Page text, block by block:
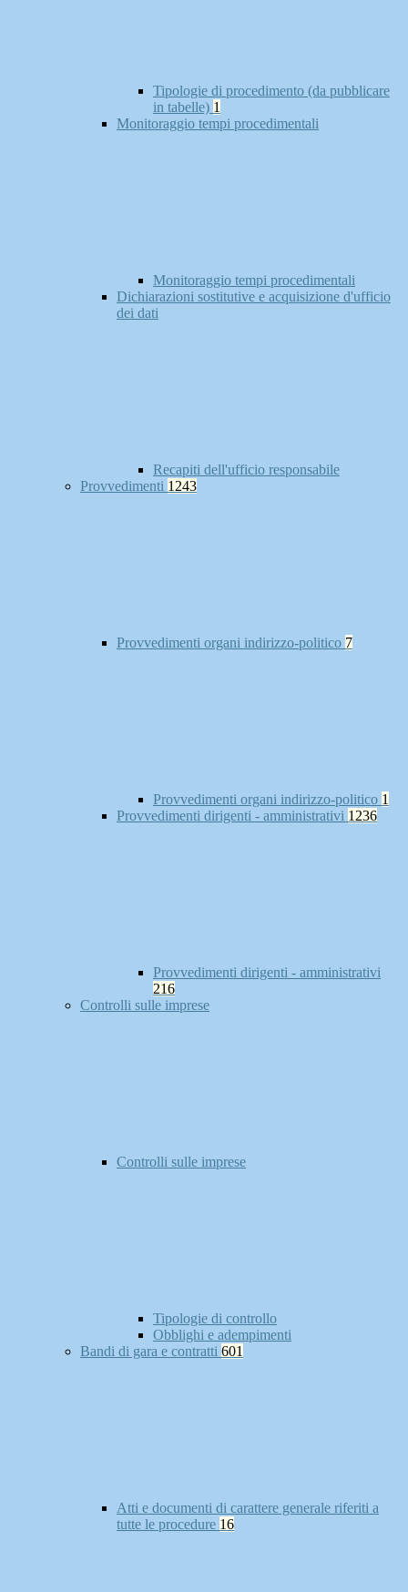
Tipologie di procedimento (da pubblicare
in tabelle) 1
Monitoraggio tempi procedimentali
Monitoraggio tempi procedimentali
Dichiarazioni sostitutive e acquisizione d'ufficio
dei dati
Recapiti dell'ufficio responsabile
Provvedimenti 1243
Provvedimenti organi indirizzo-politico 7
Provvedimenti organi indirizzo-politico 1
Provvedimenti dirigenti - amministrativi 1236
Provvedimenti dirigenti - amministrativi
216
Controlli sulle imprese
Controlli sulle imprese
Tipologie di controllo
Obblighi e adempimenti
Bandi di gara e contratti 601
Atti e documenti di carattere generale riferiti a
tutte le procedure 16